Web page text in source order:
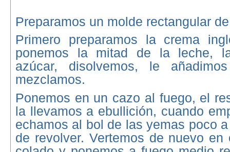
Preparamos un molde rectangular
Primero preparamos la crema
ponemos la mitad de la leche,
azúcar, disolvemos, le
mezclamos.
Ponemos en un cazo al fuego, el
la llevamos a ebullición, cuando
echamos al bol de las yemas poco
de revolver. Vertemos de nuevo